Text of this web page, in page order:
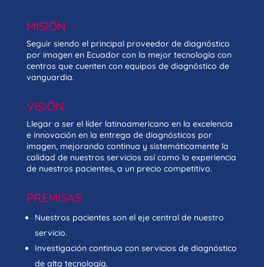
MISIÓN
Seguir siendo el principal proveedor de diagnóstico
por imagen en Ecuador con la mejor tecnología con
centros que cuenten con equipos de diagnóstico de
vanguardia.
VISIÓN
Llegar a ser el líder latinoamericano en la excelencia
e innovación en la entrega de diagnósticos por
imagen, mejorando continua y sistemáticamente la
calidad de nuestros servicios así como la experiencia
de nuestros pacientes, a un precio competitivo.
PREMISAS
Nuestros pacientes son el eje central de nuestro
servicio.
Investigación continua con servicios de diagnóstico
de alta tecnología.